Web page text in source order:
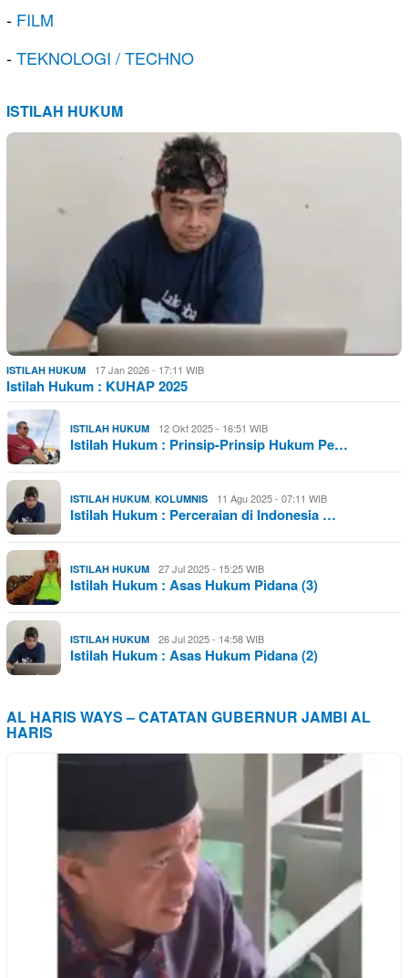
- FILM
-TEKNOLOGI / TECHNO
ISTILAH HUKUM
ISTILAH HUKUM 17 Jan 2026 - 17:11 WIB
Istilah Hukum : KUHAP 2025
ISTILAH HUKUM 12 Okt 2025 - 16:51 WIB
Istilah Hukum : Prinsip-Prinsip Hukum Pe…
ISTILAH HUKUM, KOLUMNIS 11 Agu 2025 - 07:11 WIB
Istilah Hukum : Perceraian di Indonesia …
ISTILAH HUKUM 27 Jul 2025 - 15:25 WIB
Istilah Hukum : Asas Hukum Pidana (3)
ISTILAH HUKUM 26 Jul 2025 - 14:58 WIB
Istilah Hukum : Asas Hukum Pidana (2)
AL HARIS WAYS – CATATAN GUBERNUR JAMBI AL
HARIS